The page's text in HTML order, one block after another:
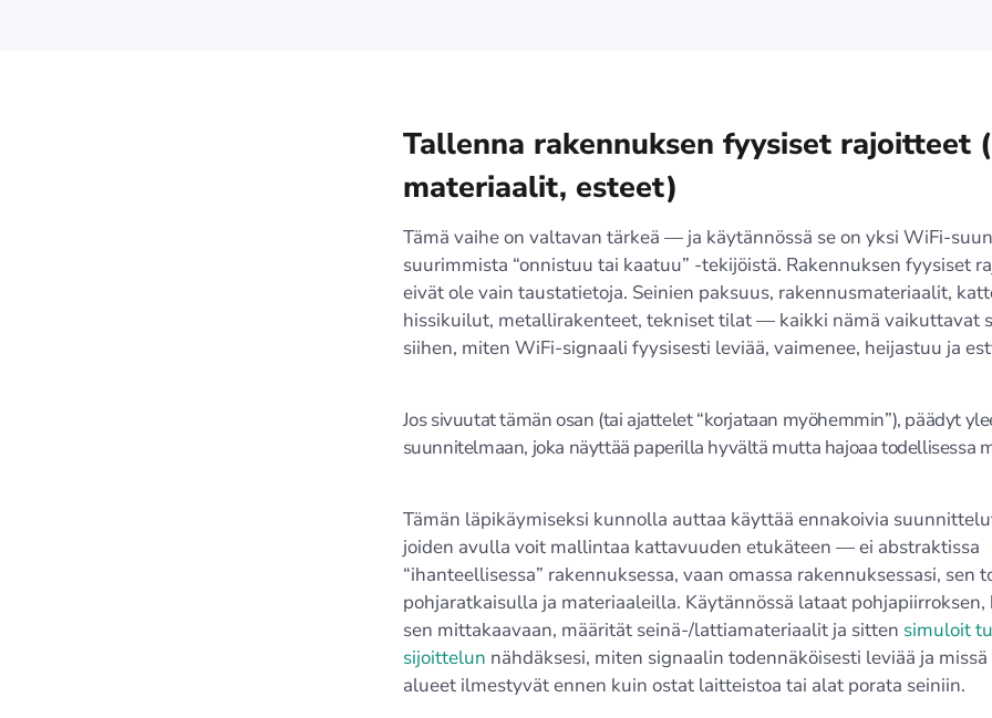
Tallenna rakennuksen fyysiset rajoitteet
materiaalit, esteet)
Tämä vaihe on valtavan tärkeä — ja käytännössä se on yksi WiFi-
suurimmista “onnistuu tai kaatuu” -tekijöistä. Rakennuksen fyysiset
eivät ole vain taustatietoja. Seinien paksuus, rakennusmateriaalit,
hissikuilut, metallirakenteet, tekniset tilat — kaikki nämä vaikuttavat
siihen, miten WiFi-signaali fyysisesti leviää, vaimenee, heijastuu ja
Jos sivuutat tämän osan (tai ajattelet “korjataan myöhemmin”), päädyt
suunnitelmaan, joka näyttää paperilla hyvältä mutta hajoaa todellisessa
Tämän läpikäymiseksi kunnolla auttaa käyttää ennakoivia
joiden avulla voit mallintaa kattavuuden etukäteen — ei abstraktissa
“ihanteellisessa” rakennuksessa, vaan omassa rakennuksessasi, sen
pohjaratkaisulla ja materiaaleilla. Käytännössä lataat
sen mittakaavaan, määrität seinä-/lattiamateriaalit ja sitten simuloit
sijoittelun nähdäksesi, miten signaalin todennäköisesti leviää ja
alueet ilmestyvät ennen kuin ostat laitteistoa tai alat porata seiniin.